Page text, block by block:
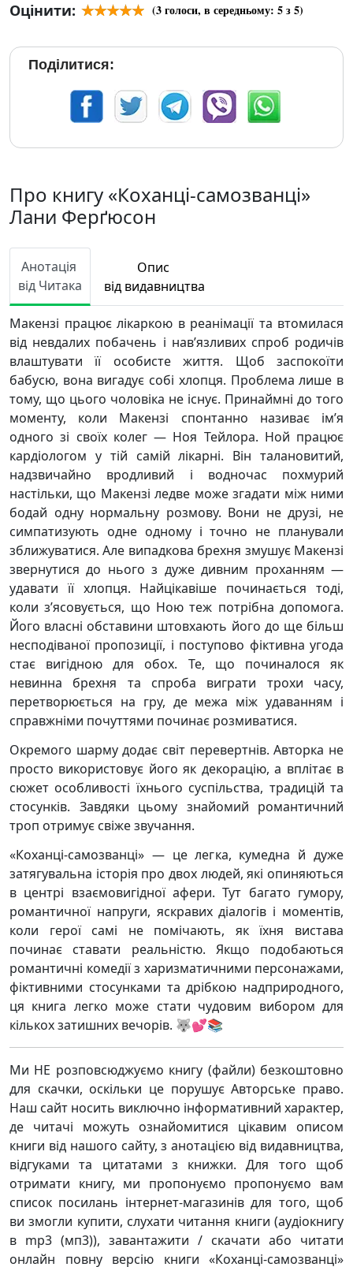
Оцінити:
(3голоси, в середньому: 5з 5)
Поділитися:
Про книгу «Коханці-самозванці»
Лани Ферґюсон
Анотація
від Читака
Опис
від видавництва
Макензі працює лікаркою в реанімації та втомилася
від невдалих побачень і нав’язливих спроб родичів
влаштувати її особисте життя. Щоб заспокоїти
бабусю, вона вигадує собі хлопця. Проблема лише в
тому, що цього чоловіка не існує. Принаймні до того
моменту, коли Макензі спонтанно називає ім’я
одного зі своїх колег — Ноя Тейлора. Ной працює
кардіологом у тій самій лікарні. Він талановитий,
надзвичайно вродливий і водночас похмурий
настільки, що Макензі ледве може згадати між ними
бодай одну нормальну розмову. Вони не друзі, не
симпатизують одне одному і точно не планували
зближуватися. Але випадкова брехня змушує Макензі
звернутися до нього з дуже дивним проханням —
удавати її хлопця. Найцікавіше починається тоді,
коли з’ясовується, що Ною теж потрібна допомога.
Його власні обставини штовхають його до ще більш
несподіваної пропозиції, і поступово фіктивна угода
стає вигідною для обох. Те, що починалося як
невинна брехня та спроба виграти трохи часу,
перетворюється на гру, де межа між удаванням і
справжніми почуттями починає розмиватися.
Окремого шарму додає світ перевертнів. Авторка не
просто використовує його як декорацію, а вплітає в
сюжет особливості їхнього суспільства, традицій та
стосунків. Завдяки цьому знайомий романтичний
троп отримує свіже звучання.
«Коханці-самозванці» — це легка, кумедна й дуже
затягувальна історія про двох людей, які опиняються
в центрі взаємовигідної афери. Тут багато гумору,
романтичної напруги, яскравих діалогів і моментів,
коли герої самі не помічають, як їхня вистава
починає ставати реальністю. Якщо подобаються
романтичні комедії з харизматичними персонажами,
фіктивними стосунками та дрібкою надприродного,
ця книга легко може стати чудовим вибором для
кількох затишних вечорів. 🐺💕📚
Ми НЕ розповсюджуємо книгу (файли) безкоштовно
для скачки, оскільки це порушує Авторське право.
Наш сайт носить виключно інформативний характер,
де читачі можуть ознайомитися цікавим описом
книги від нашого сайту, з анотацією від видавництва,
відгуками та цитатами з книжки. Для того щоб
отримати книгу, ми пропонуємо пропонуємо вам
список посилань інтернет-магазинів для того, щоб
ви змогли купити, слухати читання книги (аудіокнигу
в mp3 (мп3)), завантажити / скачати або читати
онлайн повну версію книги «Коханці-самозванці»